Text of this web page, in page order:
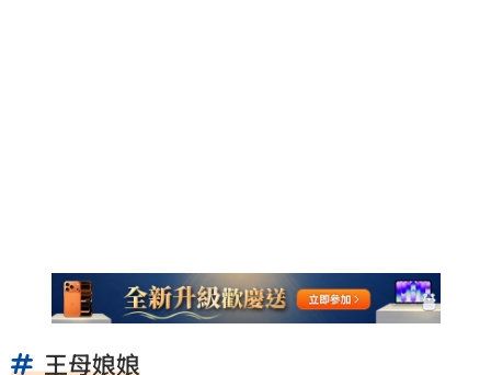
王母娘娘